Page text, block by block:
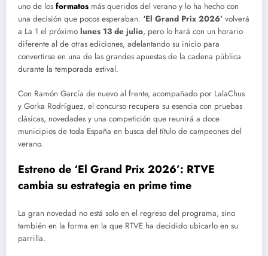
uno de los formatos más queridos del verano y lo ha hecho con
una decisión que pocos esperaban. ‘El Grand Prix 2026’ volverá
a La 1 el próximo lunes 13 de julio, pero lo hará con un horario
diferente al de otras ediciones, adelantando su inicio para
convertirse en una de las grandes apuestas de la cadena pública
durante la temporada estival.
Con Ramón García de nuevo al frente, acompañado por LalaChus
y Gorka Rodríguez, el concurso recupera su esencia con pruebas
clásicas, novedades y una competición que reunirá a doce
municipios de toda España en busca del título de campeones del
verano.
Estreno de ‘El Grand Prix 2026’: RTVE
cambia su estrategia en prime time
La gran novedad no está solo en el regreso del programa, sino
también en la forma en la que RTVE ha decidido ubicarlo en su
parrilla.